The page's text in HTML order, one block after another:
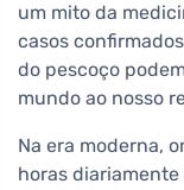
um mito da
casos
do pescoço
mundo ao nosso
Na era moderna,
horas